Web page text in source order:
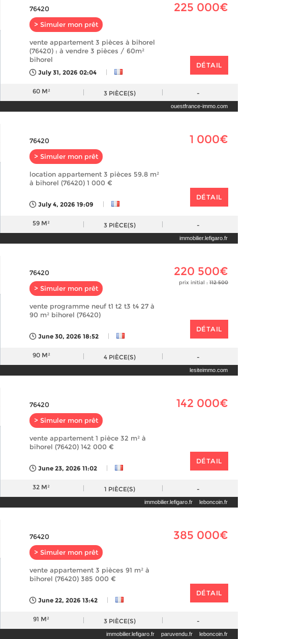
76420
> Simuler mon prêt
225 000€
vente appartement 3 pièces à bihorel
(76420) : à vendre 3 pièces / 60m²
bihorel
July 31, 2026 02:04 |
DÉTAIL
60 M² 3 PIÈCE(S) -
ouestfrance-immo.com
76420
> Simuler mon prêt
1 000€
location appartement 3 pièces 59.8 m²
à bihorel (76420) 1 000 €
July 4, 2026 19:09 |
DÉTAIL
59 M² 3 PIÈCE(S) -
immobilier.lefigaro.fr
76420
> Simuler mon prêt
220 500€
prix initial : 112 500
vente programme neuf t1 t2 t3 t4 27 à
90 m² bihorel (76420)
June 30, 2026 18:52 |
DÉTAIL
90 M² 4 PIÈCE(S) -
lesiteimmo.com
76420
> Simuler mon prêt
142 000€
vente appartement 1 pièce 32 m² à
bihorel (76420) 142 000 €
June 23, 2026 11:02 |
DÉTAIL
32 M² 1 PIÈCE(S) -
immobilier.lefigaro.fr leboncoin.fr
76420
> Simuler mon prêt
385 000€
vente appartement 3 pièces 91 m² à
bihorel (76420) 385 000 €
June 22, 2026 13:42 |
DÉTAIL
91 M² 3 PIÈCE(S) -
immobilier.lefigaro.fr paruvendu.fr leboncoin.fr